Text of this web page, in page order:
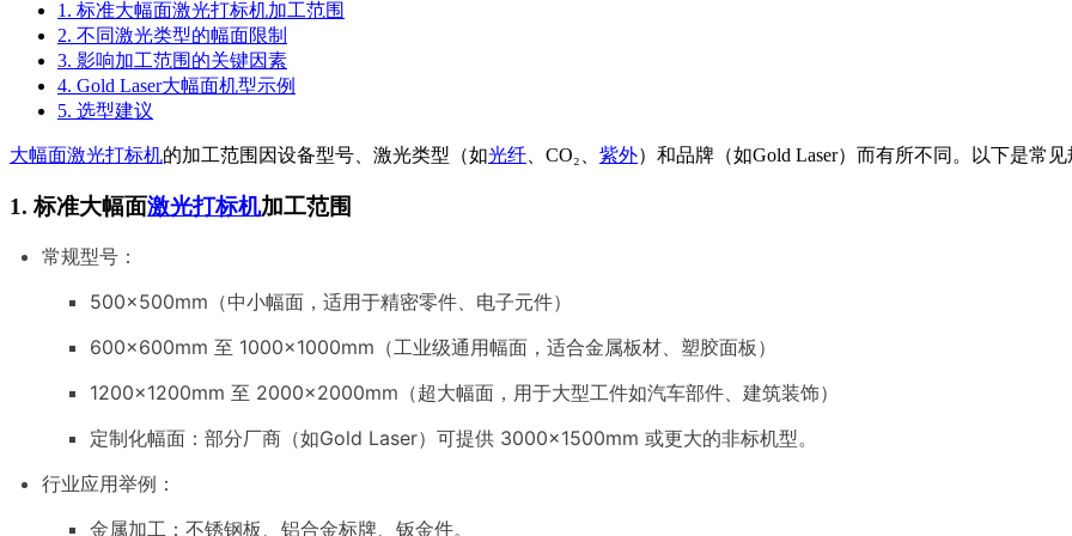
1. 标准大幅面激光打标机加工范围
2. 不同激光类型的幅面限制
3. 影响加工范围的关键因素
4. Gold Laser大幅面机型示例
5. 选型建议
大幅面激光打标机的加工范围因设备型号、激光类型（如光纤 、CO₂、 紫外）和品牌（如Gold Laser）而有所不同。以下是常见
1. 标准大幅面激光打标机加工范围
常规型号：
500×500mm（中小幅面，适用于精密零件、电子元件）
600×600mm 至 1000×1000mm（工业级通用幅面，适合金属板材、塑胶面板）
1200×1200mm 至 2000×2000mm（超大幅面，用于大型工件如汽车部件、建筑装饰）
定制化幅面：部分厂商（如Gold Laser）可提供 3000×1500mm 或更大的非标机型。
行业应用举例：
金属加工：不锈钢板、铝合金标牌、钣金件。